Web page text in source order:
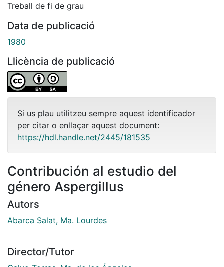
Treball de fi de grau
Data de publicació
1980
Llicència de publicació
Si us plau utilitzeu sempre aquest identificador
per citar o enllaçar aquest document:
https://hdl.handle.net/2445/181535
Contribución al estudio del
género Aspergillus
Autors
Abarca Salat, Ma. Lourdes
Director/Tutor